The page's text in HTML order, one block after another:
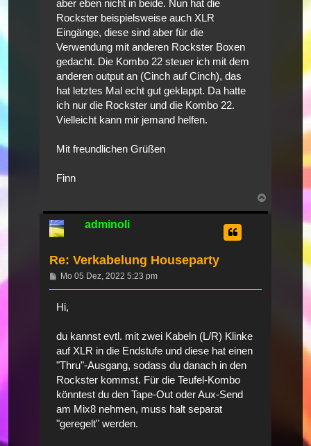
aber eben nicht in beide. Nun hat die
Rockster beispielsweise auch XLR
Eingänge, diese sind aber für die
Verwendung mit anderen Rockster Boxen
gedacht. Die Kombo 22 steuer ich mit dem
anderen output an (Cinch auf Cinch), das
hat letztes Mal echt gut geklappt. Da hatte
ich nur die Rockster und die Kombo 22.
Vielleicht kann mir jemand helfen.
Mit freundlichen Grüßen
Finn
adminoli
Re: Verkabelung Houseparty
Beitrag
Mo 05 Dez, 2022 5:23 pm
Hi,
du kannst evtl. mit zwei Kabeln (L/R) Klinke
auf XLR in die Endstufe und diese hat einen
"Thru"-Ausgang, sodass du danach in den
Rockster kommst. Für die Teufel-Kombo
könntest du den Tape-Out oder Aux-Send
am Mix8 nehmen, muss halt separat
"geregelt" werden.